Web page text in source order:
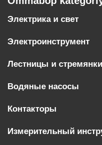
Электрика и свет
Электроинструмент
Лестницы и стремянки
Водяные насосы
Контакторы
Измерительный